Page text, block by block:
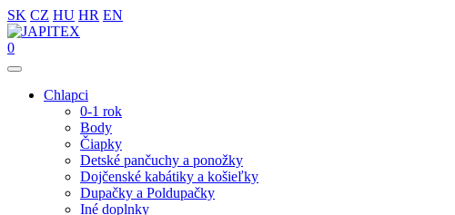
SK CZ HU HR EN
0
Chlapci
0-1 rok
Body
Čiapky
Detské pančuchy a ponožky
Dojčenské kabátiky a košieľky
Dupačky a Poldupačky
Iné doplnky